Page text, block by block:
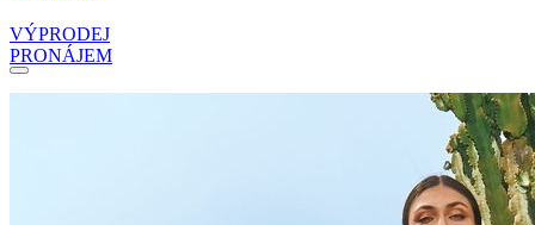
VÝPRODEJ
PRONÁJEM